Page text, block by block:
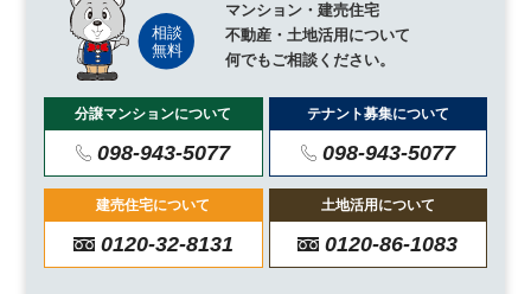
マンション・建売住宅
不動産・土地活用について
何でもご相談ください。
分譲マンションについて
098-943-5077
テナント募集について
098-943-5077
建売住宅について
0120-32-8131
土地活用について
0120-86-1083